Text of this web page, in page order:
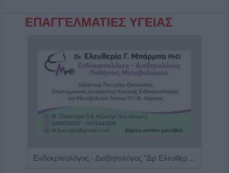
ΕΠΑΓΓΕΛΜΑΤΙΕΣ ΥΓΕΙΑΣ
Ενδοκρινολόγος - Διαβητολόγος "Δρ Ελευθερία Γ. Μπάρμπα"